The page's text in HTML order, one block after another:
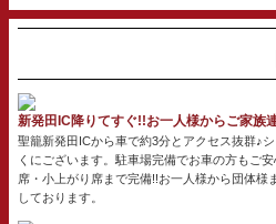
新発田IC降りてすぐ!!お一人様からご家族
聖籠新発田ICから車で約3分とアクセス抜群♪
くにございます。駐車場完備でお車の方もご
席・小上がり席まで完備!!お一人様から団体様
しております。